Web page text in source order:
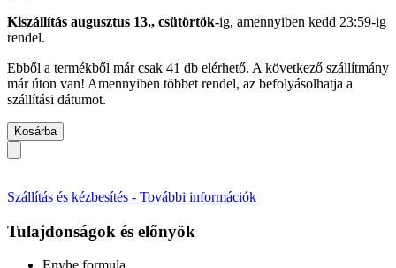
Kiszállítás augusztus 13., csütörtök-ig, amennyiben kedd 23:59-ig
rendel.
Ebből a termékből már csak 41 db elérhető. A következő szállítmány
már úton van! Amennyiben többet rendel, az befolyásolhatja a
szállítási dátumot.
Kosárba
Szállítás és kézbesítés - További információk
Tulajdonságok és előnyök